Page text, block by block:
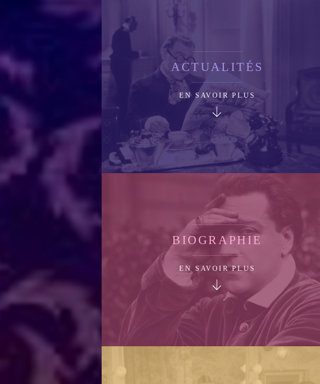
ACTUALITÉS
EN SAVOIR PLUS
BIOGRAPHIE
EN SAVOIR PLUS